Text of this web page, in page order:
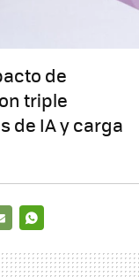
de
triple
de IA y carga